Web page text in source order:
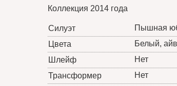
Коллекция 2014 года
Силуэт
Пышная
Цвета
Белый,
Шлейф
Нет
Трансформер
Нет